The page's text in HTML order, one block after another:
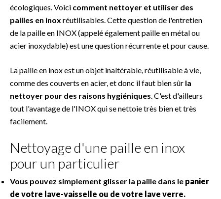
écologiques. Voici comment nettoyer et utiliser des
pailles en inox réutilisables. Cette question de l'entretien
de la paille en INOX (appelé également paille en métal ou
acier inoxydable) est une question récurrente et pour cause.
La paille en inox est un objet inaltérable, réutilisable à vie,
comme des couverts en acier, et donc il faut bien sûr la
nettoyer pour des raisons hygiéniques. C'est d'ailleurs
tout l'avantage de l'INOX qui se nettoie très bien et très
facilement.
Nettoyage d'une paille en inox
pour un particulier
Vous pouvez simplement glisser la paille dans le panier
de votre lave-vaisselle ou de votre lave verre.